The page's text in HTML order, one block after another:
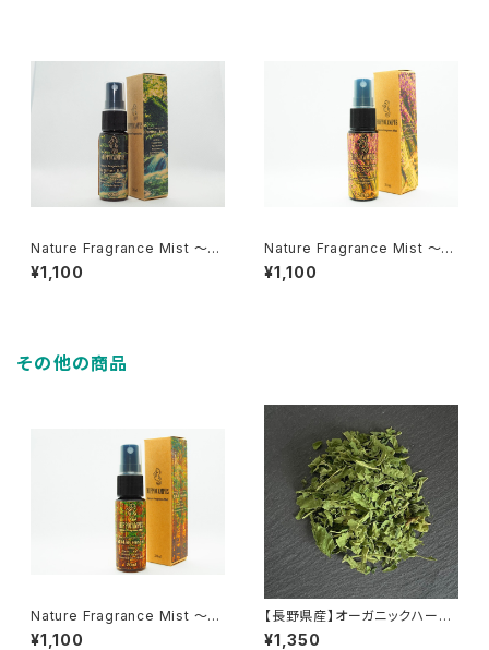
Nature Fragrance Mist ～S
ummer Blend～ 20ml
¥1,100
Nature Fragrance Mist ～ラ
ベンダー～ 20ml
¥1,100
その他の商品
Nature Fragrance Mist ～森
林浴～ 20ml
¥1,100
【長野県産】オーガニックハーブ
桑
¥1,350